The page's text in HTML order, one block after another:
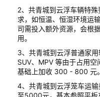
2、共青城到云浮车辆特
求，如恒温、恒湿环境运
司需投入额外资源，会根
用。
3、共青城到云浮普通家
SUV、MPV 等由于占用
基础上加收 300 - 800 元。
4、共青城到云浮笼车运
至5000元，基本参照平板